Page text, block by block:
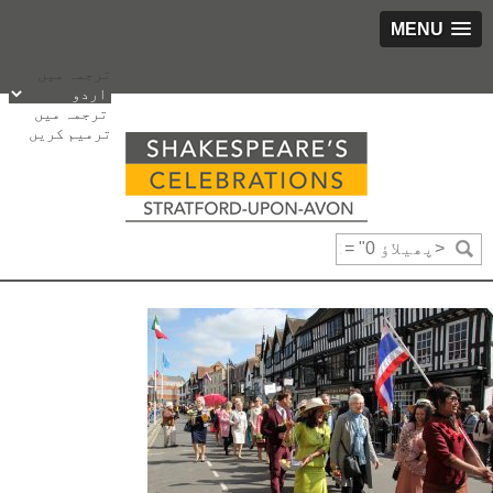
MENU
"1425"
bbox_h
=
"900"
fsize
=
"16"
fweight
=
"3"
سرخ
=
"65"
ترجمہ میں
ترمیم کریں